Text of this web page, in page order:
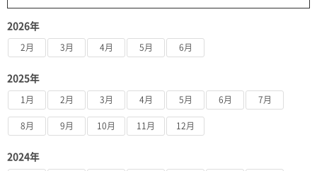
2026年
2月 3月 4月 5月 6月
2025年
1月 2月 3月 4月 5月 6月 7月
8月 9月 10月 11月 12月
2024年